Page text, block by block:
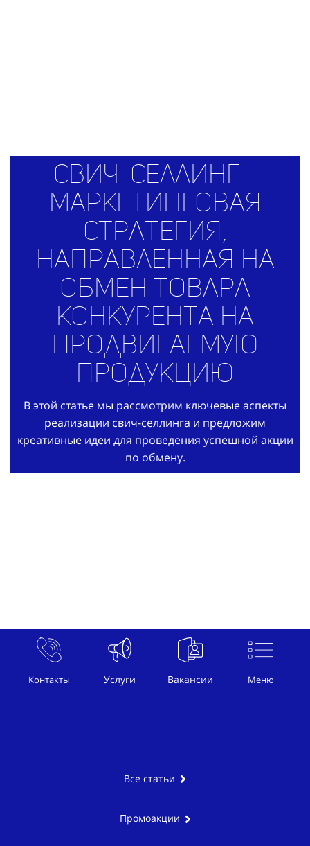
Свич-селлинг -
маркетинговая
стратегия,
направленная на
обмен товара
конкурента на
продвигаемую
продукцию
В этой статье мы рассмотрим ключевые аспекты
реализации свич-селлинга и предложим
креативные идеи для проведения успешной акции
по обмену.
Контакты Услуги Вакансии Меню
Все статьи
Промоакции